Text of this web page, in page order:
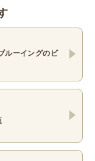
ルーイングのビ